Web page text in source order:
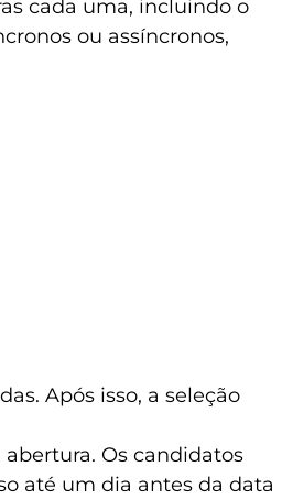
cada uma, incluindo o
ou assíncronos,
Após isso, a seleção
Os candidatos
até um dia antes da data